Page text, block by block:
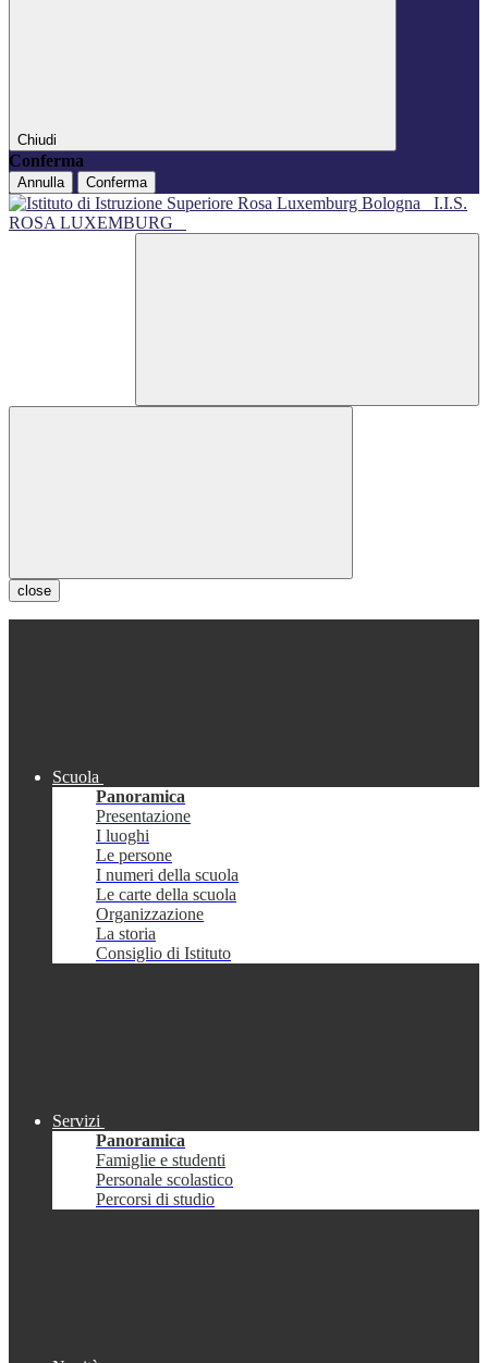
Chiudi
Conferma
Annulla Conferma
I.I.S.
ROSA LUXEMBURG
close
Scuola
Panoramica
Presentazione
I luoghi
Le persone
I numeri della scuola
Le carte della scuola
Organizzazione
La storia
Consiglio di Istituto
Servizi
Panoramica
Famiglie e studenti
Personale scolastico
Percorsi di studio